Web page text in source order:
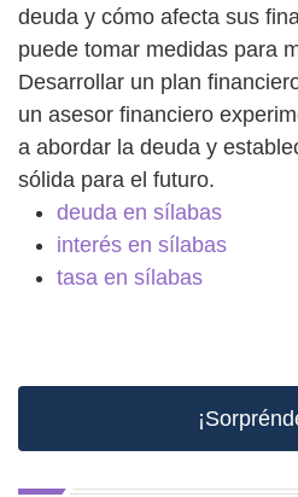
deuda y cómo afecta sus
puede tomar medidas para
Desarrollar un plan
un asesor financiero
a abordar la deuda y
sólida para el futuro.
deuda en sílabas
interés en sílabas
tasa en sílabas